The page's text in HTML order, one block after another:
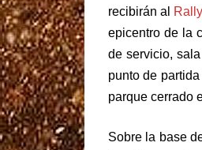
recibirán al
epicentro de la
de servicio,
punto de
parque cerrado
Sobre la base